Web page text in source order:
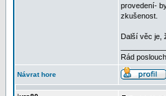
provedení-
zkušenost.
Další věc je,
Rád
Návrat hore